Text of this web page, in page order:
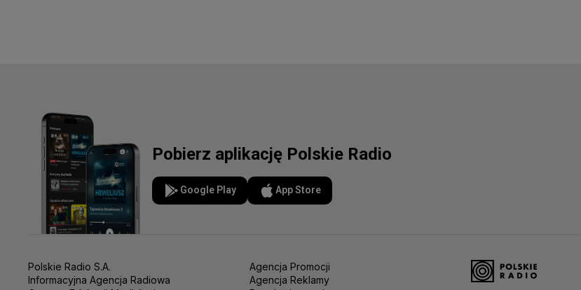
Pobierz aplikację Polskie Radio
Google Play App Store
Polskie Radio S.A.
Informacyjna Agencja Radiowa
Agencja Promocji
Agencja Reklamy